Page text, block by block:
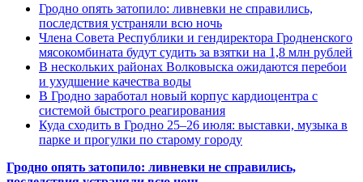
Гродно опять затопило: ливневки не справились,
последствия устраняли всю ночь
Члена Совета Республики и гендиректора Гродненского
мясокомбината будут судить за взятки на 1,8 млн рублей
В нескольких районах Волковыска ожидаются перебои
и ухудшение качества воды
В Гродно заработал новый корпус кардиоцентра с
системой быстрого реагирования
Куда сходить в Гродно 25–26 июля: выставки, музыка в
парке и прогулки по старому городу
Гродно опять затопило: ливневки не справились,